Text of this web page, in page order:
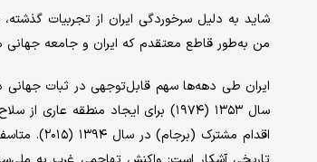
شاید به دلیل سرخوردگی ایران از تجربیات
من به‌طور قاطع معتقدم که ایران و جامعه
ایران طی دهه‌ها سهم قابل‌توجهی در ثبات جهانی
اقدام